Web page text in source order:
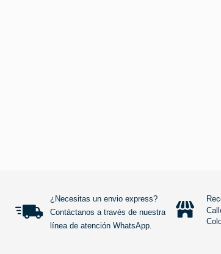
¿Necesitas un envio express?
Contáctanos a través de nuestra
línea de atención WhatsApp.